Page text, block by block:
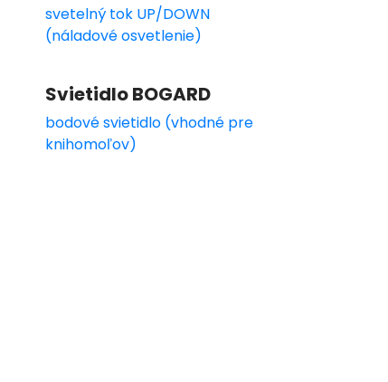
svetelný tok UP/DOWN
(náladové osvetlenie)
Svietidlo BOGARD
bodové svietidlo (vhodné pre
knihomoľov)